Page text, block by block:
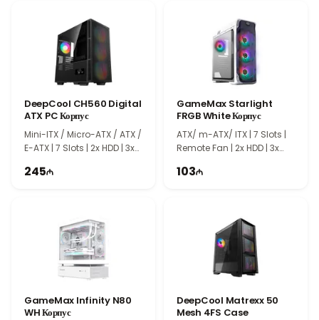
DarkFlash DLM22 Black Case
станет надежным
решением для домашних компьютеров, офисных систем и
компактных игровых ПК. Функциональный дизайн, широкая
совместимость и удобство сборки делают его отличным
выбором для современных компьютерных систем.
DeepCool CH560 Digital
ATX PC Корпус
Mini-ITX / Micro-ATX / ATX /
E-ATX | 7 Slots | 2x HDD | 3x
245
GameMax Starlight
FRGB White Корпус
ATX/ m-ATX/ ITX | 7 Slots |
Remote Fan | 2x HDD | 3x
103
GameMax Infinity N80
WH Корпус
DeepCool Matrexx 50
Mesh 4FS Case